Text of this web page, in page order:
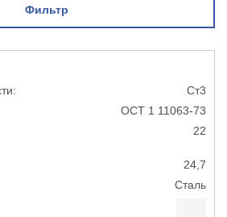
Фильтр
Ст3
ОСТ 1 11063-73
22
24,7
Сталь